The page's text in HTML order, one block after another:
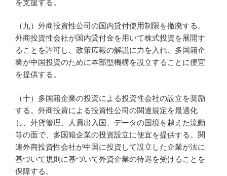
を支援する。
（九）外商投資性公司の国内貸付使用制限を撤廃する。
外商投資性会社が国内貸付金を用いて株式投資を展開す
ることを許可し、政策広報の解説に力を入れ、多国籍企
業が中国投資のために本部型機構を設立することに便宜
を提供する。
（十）多国籍企業の投資による投資性会社の設立を奨励
する。外商投資による投資性公司の関連規定を最適化
し、外貨管理、人員出入国、データの国境を越えた流動
等の面で、多国籍企業の投資設立に便宜を提供する。関
連外商投資性会社が中国に投資して設立した企業が法に
基づいて規則に基づいて外資企業の待遇を受けることを
保障する。